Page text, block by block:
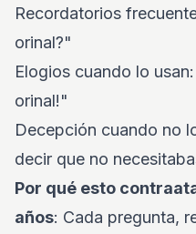
Recordatorios
orinal?"
Elogios cuando lo
orinal!"
Decepción cuando no
decir que no
Por qué esto
años: Cada pregunta,